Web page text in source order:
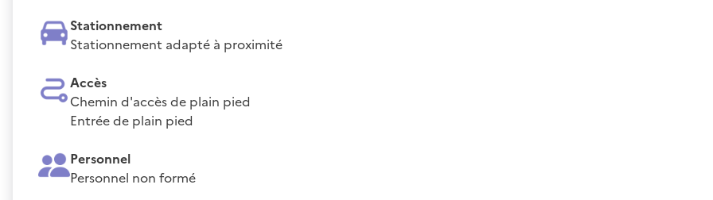
Stationnement
Stationnement adapté à proximité
Accès
Chemin d'accès de plain pied
Entrée de plain pied
Personnel
Personnel non formé